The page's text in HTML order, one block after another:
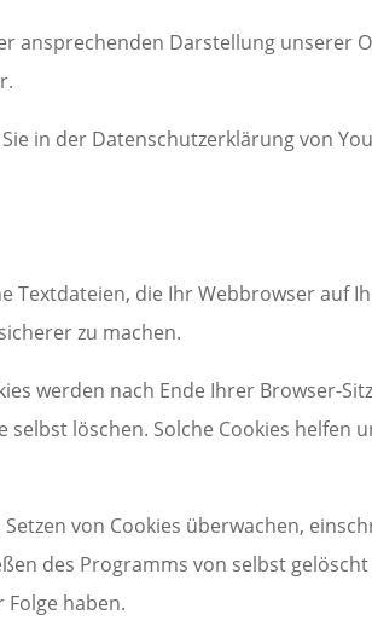
ansprechenden Darstellung unserer
in der Datenschutzerklärung von
Textdateien, die Ihr Webbrowser auf
zu machen.
werden nach Ende Ihrer Browser-
löschen. Solche Cookies helfen
von Cookies überwachen,
des Programms von selbst
haben.